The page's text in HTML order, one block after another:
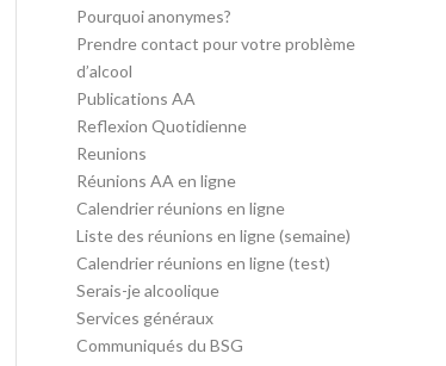
Pourquoi anonymes?
Prendre contact pour votre problème
d’alcool
Publications AA
Reflexion Quotidienne
Reunions
Réunions AA en ligne
Calendrier réunions en ligne
Liste des réunions en ligne (semaine)
Calendrier réunions en ligne (test)
Serais-je alcoolique
Services généraux
Communiqués du BSG